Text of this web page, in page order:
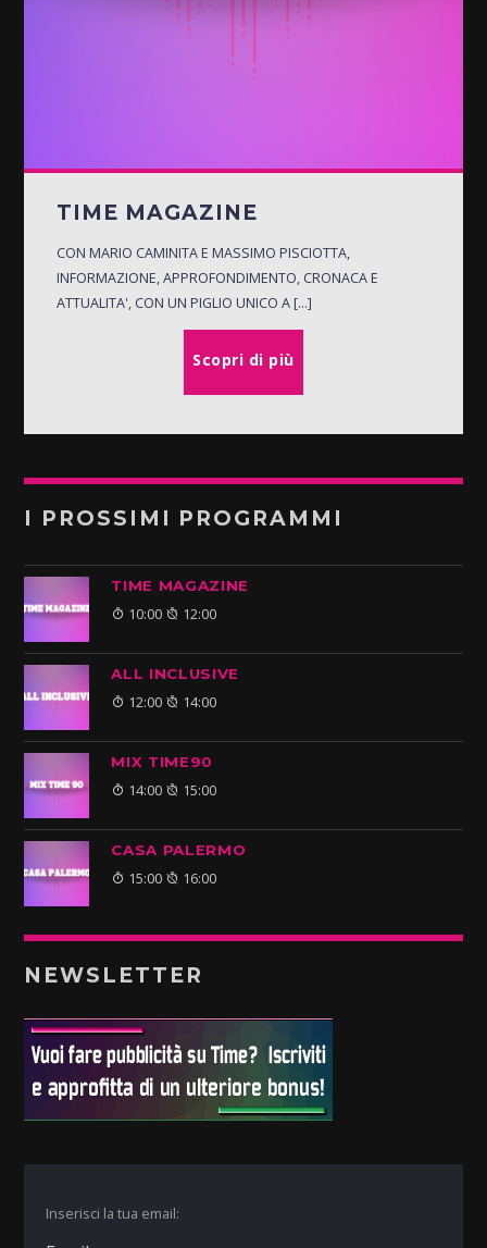
TIME MAGAZINE
CON MARIO CAMINITA E MASSIMO PISCIOTTA,
INFORMAZIONE, APPROFONDIMENTO, CRONACA E
ATTUALITA', CON UN PIGLIO UNICO A [...]
Scopri di più
I PROSSIMI PROGRAMMI
TIME MAGAZINE
10:00 12:00
ALL INCLUSIVE
12:00 14:00
MIX TIME90
14:00 15:00
CASA PALERMO
15:00 16:00
NEWSLETTER
Inserisci la tua email: